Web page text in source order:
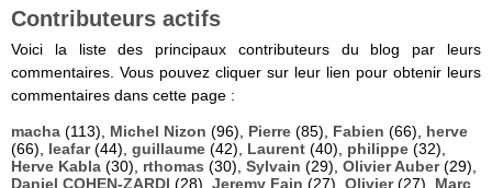
Contributeurs actifs
Voici la liste des principaux contributeurs du blog par leurs
commentaires. Vous pouvez cliquer sur leur lien pour obtenir leurs
commentaires dans cette page :
macha (113), Michel Nizon (96), Pierre (85), Fabien (66), herve
(66), leafar(44), guillaume (42), Laurent (40), philippe (32),
Herve Kabla (30), rthomas (30), Sylvain (29), Olivier Auber(29),
Daniel COHEN-ZARDI (28), Jeremy Fain (27), Olivier(27), Marc